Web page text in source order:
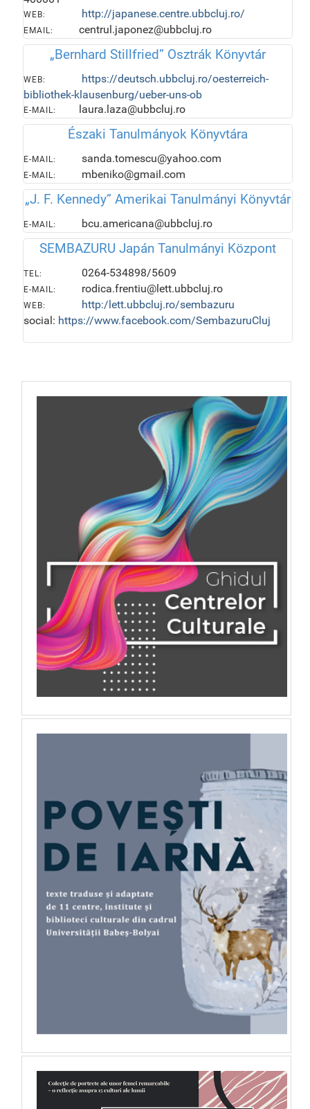
WEB: http://japanese.centre.ubbcluj.ro/
EMAIL: centrul.japonez@ubbcluj.ro
„Bernhard Stillfried” Osztrák Könyvtár
WEB:
https://deutsch.ubbcluj.ro/oesterreich-
bibliothek-klausenburg/ueber-uns-ob
E-MAIL: laura.laza@ubbcluj.ro
Északi Tanulmányok Könyvtára
E-MAIL: sanda.tomescu@yahoo.com
E-MAIL: mbeniko@gmail.com
„J. F. Kennedy” Amerikai Tanulmányi Könyvtár
E-MAIL: bcu.americana@ubbcluj.ro
SEMBAZURU Japán Tanulmányi Központ
TEL: 0264-534898/5609
E-MAIL: rodica.frentiu@lett.ubbcluj.ro
WEB:
http:/lett.ubbcluj.ro/sembazuru
social: https://www.facebook.com/SembazuruCluj